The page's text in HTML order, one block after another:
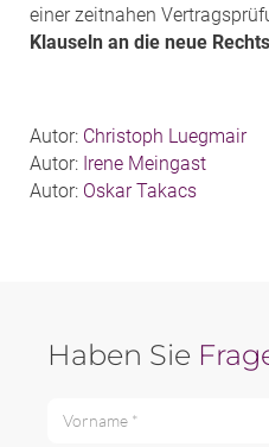
einer zeitnahen
Klauseln an die neue
Autor: Christoph Luegmair
Autor: Irene Meingast
Autor: Oskar Takacs
Haben Sie